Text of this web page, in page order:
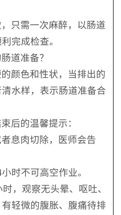
只需一次麻醉，以肠道
完成检查。
道准备？
颜色和性状，当排出的
水样，表示肠道准备合
后的温馨提示：
息肉切除，医师会告
时不可高空作业。
，观察无头晕、呕吐、
轻微的腹胀、腹痛待排